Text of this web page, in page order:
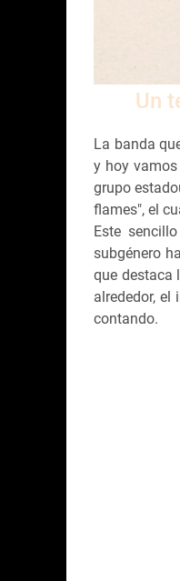
Un
La banda
y hoy
grupo
flames", el
Este
subgénero
que destaca
alrededor,
contando.